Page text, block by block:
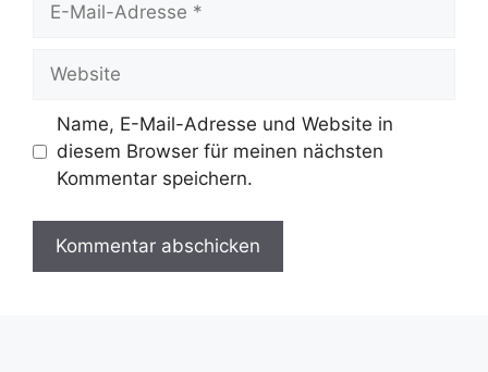
Website
Name, E-Mail-Adresse und Website in
diesem Browser für meinen nächsten
Kommentar speichern.